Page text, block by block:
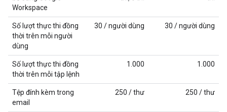
Workspace
Số lượt thực thi đồng
thời trên mỗi người
dùng
30 / người dùng 30 / người dùng
Số lượt thực thi đồng
thời trên mỗi tập lệnh
1.000 1.000
Tệp đính kèm trong
email
250 / thư 250 / thư